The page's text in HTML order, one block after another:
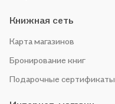
Книжная сеть
Карта магазинов
Бронирование книг
Подарочные сертификаты